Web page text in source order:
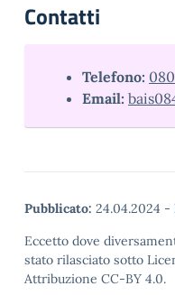
Contatti
Telefono:
Email:
Pubblicato: 24.04.2024 -
Eccetto dove
stato rilasciato sotto
Attribuzione CC-BY 4.0.